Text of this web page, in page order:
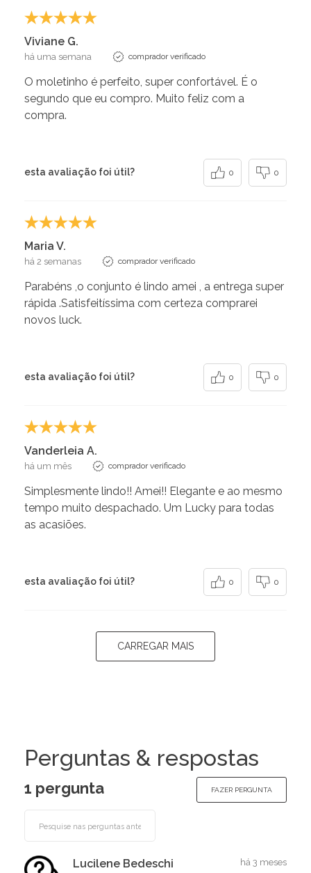
Viviane G.
há uma semana comprador verificado
O moletinho é perfeito, super confortável. É o
segundo que eu compro. Muito feliz com a
compra.
esta avaliação foi útil? 0 0
Maria V.
há 2 semanas comprador verificado
Parabéns ,o conjunto é lindo amei , a entrega super
rápida .Satisfeitíssima com certeza comprarei
novos luck.
esta avaliação foi útil? 0 0
Vanderleia A.
há um mês comprador verificado
Simplesmente lindo!! Amei!! Elegante e ao mesmo
tempo muito despachado. Um Lucky para todas
as acasiões.
esta avaliação foi útil? 0 0
CARREGAR MAIS
Perguntas & respostas
1 pergunta FAZER PERGUNTA
Lucilene Bedeschi há 3 meses